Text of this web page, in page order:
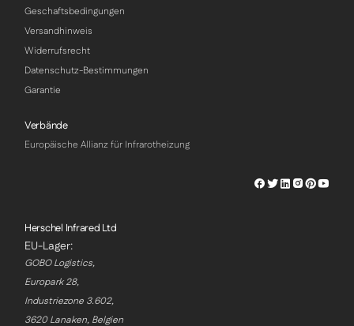
Geschaftsbedingungen
Versandhinweis
Widerrufsrecht
Datenschutz-Bestimmungen
Garantie
Verbände
Europäische Allianz für Infrarotheizung
Herschel
Herschel
Herschel
Herschel
Herschel
Herschel Infrared Ltd
EU-Lager:
GOBO Logistics,
Europark 28,
Industriezone 3.602,
3620 Lanaken, Belgien